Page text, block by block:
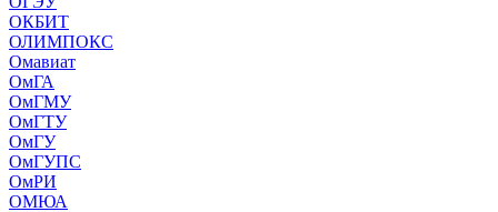
ОКБИТ
ОЛИМПОКС
Омавиат
ОмГА
ОмГМУ
ОмГТУ
ОмГУ
ОмГУПС
ОмРИ
ОМЮА